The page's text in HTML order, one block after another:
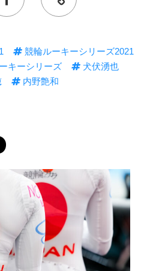
競輪ルーキーシリーズ2021
キーシリーズ
犬伏湧也
内野艶和